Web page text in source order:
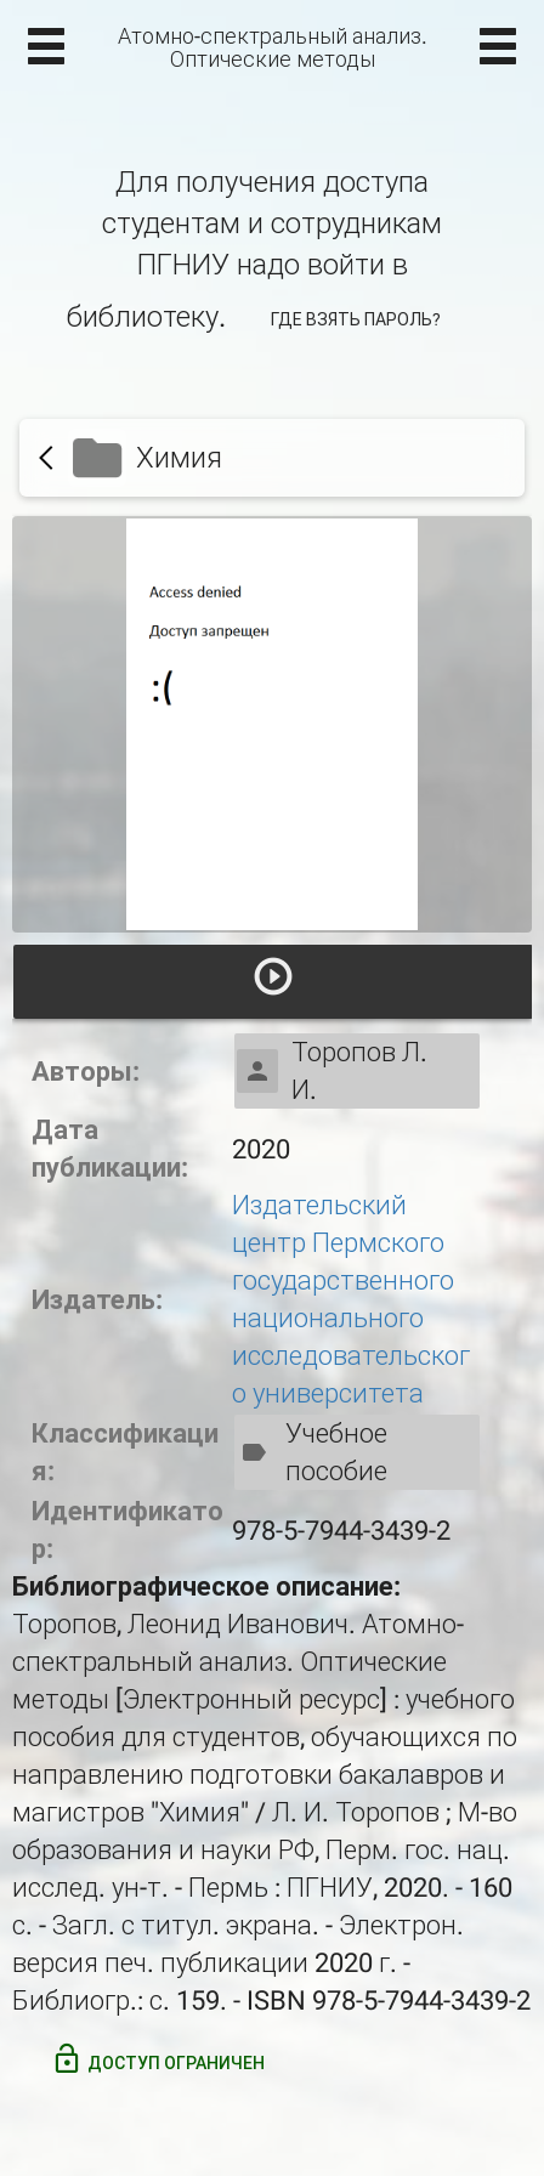
Атомно-спектральный анализ.
Оптические методы
Для получения доступа
студентам и сотрудникам
ПГНИУ надо войти в
библиотеку.
ГДЕ ВЗЯТЬ ПАРОЛЬ?
Химия
Авторы:
Торопов Л.
И.
Дата
публикации:
2020
Издатель:
Издательский
центр Пермского
государственного
национального
исследовательског
о университета
Классификаци
я:
Учебное
пособие
Идентификато
р:
978-5-7944-3439-2
Библиографическое описание:
Торопов, Леонид Иванович. Атомно-
спектральный анализ. Оптические
методы [Электронный ресурс] : учебного
пособия для студентов, обучающихся по
направлению подготовки бакалавров и
магистров "Химия" / Л. И. Торопов ; М-во
образования и науки РФ, Перм. гос. нац.
исслед. ун-т. - Пермь : ПГНИУ, 2020. - 160
с. - Загл. с титул. экрана. - Электрон.
версия печ. публикации 2020 г. -
Библиогр.: с. 159. - ISBN 978-5-7944-3439-2
ДОСТУП ОГРАНИЧЕН